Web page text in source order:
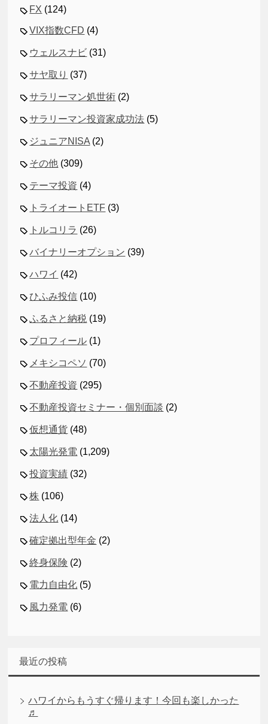
FX (124)
VIX指数CFD (4)
ウェルスナビ (31)
サヤ取り (37)
サラリーマン処世術 (2)
サラリーマン投資家成功法 (5)
ジュニアNISA (2)
その他 (309)
テーマ投資 (4)
トライオートETF (3)
トルコリラ (26)
バイナリーオプション (39)
ハワイ (42)
ひふみ投信 (10)
ふるさと納税 (19)
プロフィール (1)
メキシコペソ (70)
不動産投資 (295)
不動産投資セミナー・個別面談 (2)
仮想通貨 (48)
太陽光発電 (1,209)
投資実績 (32)
株 (106)
法人化 (14)
確定拠出型年金 (2)
終身保険 (2)
電力自由化 (5)
風力発電 (6)
最近の投稿
ハワイからもうすぐ帰ります！今回も楽しかった
♬